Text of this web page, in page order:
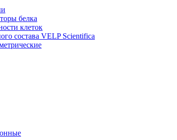
белка
клеток
состава VELP Scientifica